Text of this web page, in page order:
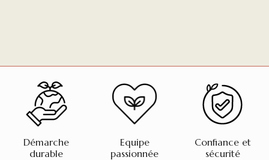
Démarche
durable
Equipe
passionnée
Confiance et
sécurité